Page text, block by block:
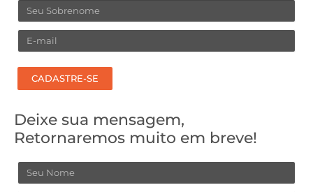
Sobrenome
Email
CADASTRE-SE
Deixe sua mensagem,
Retornaremos muito em breve!
Nome